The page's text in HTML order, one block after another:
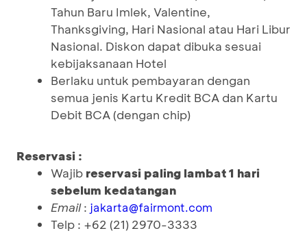
Tahun Baru Imlek, Valentine,
Thanksgiving, Hari Nasional atau Hari Libur
Nasional. Diskon dapat dibuka sesuai
kebijaksanaan Hotel
Berlaku untuk pembayaran dengan
semua jenis Kartu Kredit BCA dan Kartu
Debit BCA (dengan chip)
Reservasi :
Wajib reservasi paling lambat 1 hari
sebelum kedatangan
Email: jakarta@fairmont.com
Telp : +62 (21) 2970-3333